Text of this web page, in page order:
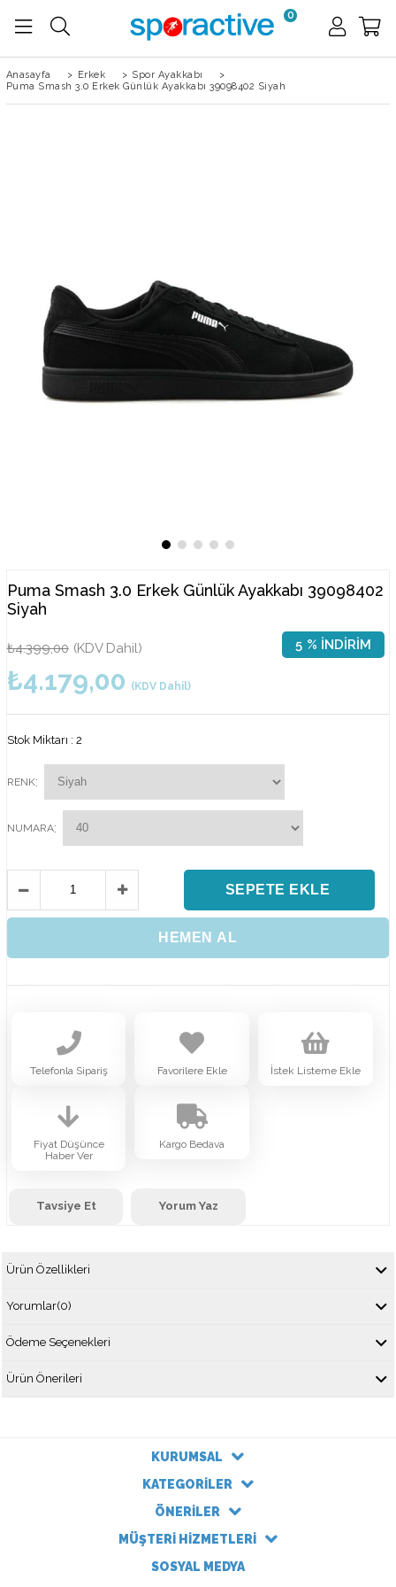
0
Anasayfa > Erkek > Spor Ayakkabı
>
Puma Smash 3.0 Erkek Günlük Ayakkabı 39098402 Siyah
Puma Smash 3.0 Erkek Günlük Ayakkabı 39098402
Siyah
%
5 İNDIRIM
₺4.399,00 (KDV Dahil)
₺4.179,00 (KDV Dahil)
Stok Miktarı : 2
RENK:
NUMARA:
Telefonla Sipariş Favorilere Ekle İstek Listeme Ekle
Fiyat Düşünce
Haber Ver
Kargo Bedava
Tavsiye Et Yorum Yaz
Ürün Özellikleri
Yorumlar(0)
Ödeme Seçenekleri
Ürün Önerileri
KURUMSAL
KATEGORİLER
ÖNERİLER
MÜŞTERİ HİZMETLERİ
SOSYAL MEDYA